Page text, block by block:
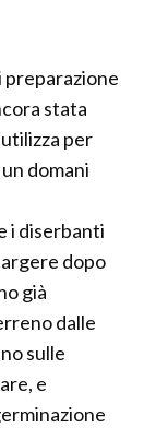
preparazione
stata
per
domani
i diserbanti
dopo
già
dalle
sulle
e